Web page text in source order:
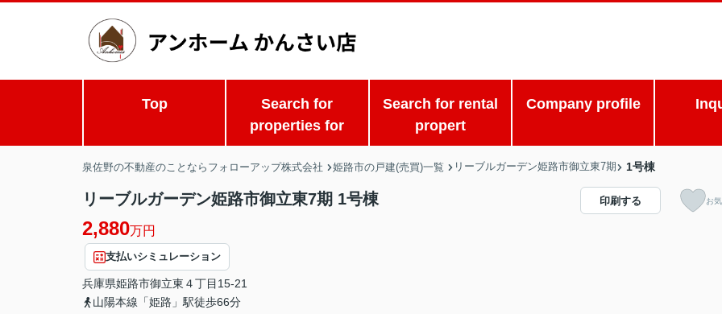
Top
Search for
properties for
Search for rental
propert
Company profile
泉佐野の不動産のことならフォローアップ株式会社 姫路市の戸建(売買)一覧 リーブルガーデン姫路市御立東7期 1号棟
リーブルガーデン姫路市御立東7期 1号棟
2,880万円
支払いシミュレーション
兵庫県姫路市御立東 ４丁目15-21
山陽本線「姫路」駅徒歩66分
印刷する お